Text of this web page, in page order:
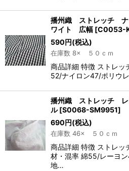
播州織 ストレッチ
ワイト 広幅 [C0053-
590円(税込)
在庫数 8× ５０ｃｍ
商品詳細 特徴 ストレッ
52/ナイロン47/ポリウ
播州織 ストレッチ レ
ル [S0068-SM9951]
690円(税込)
在庫数 46× ５０ｃｍ
商品詳細 特徴 ストレ
材・混率 綿55/レーヨ
地…